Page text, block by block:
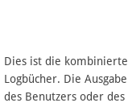
Artikel nach
FAQ
Dies ist die
Logbücher. Die
des Benutzers oder